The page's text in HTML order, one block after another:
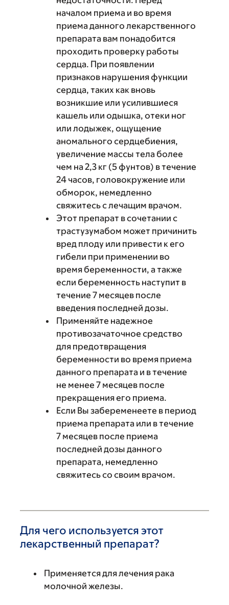
началом приема и во время
приема данного лекарственного
препарата вам понадобится
проходить проверку работы
сердца. При появлении
признаков нарушения функции
сердца, таких как вновь
возникшие или усилившиеся
кашель или одышка, отеки ног
или лодыжек, ощущение
аномального сердцебиения,
увеличение массы тела более
чем на 2,3 кг (5 фунтов) в течение
24 часов, головокружение или
обморок, немедленно
свяжитесь с лечащим врачом.
Этот препарат в сочетании с
трастузумабом может причинить
вред плоду или привести к его
гибели при применении во
время беременности, а также
если беременность наступит в
течение 7 месяцев после
введения последней дозы.
Применяйте надежное
противозачаточное средство
для предотвращения
беременности во время приема
данного препарата и в течение
не менее 7 месяцев после
прекращения его приема.
Если Вы забеременеете в период
приема препарата или в течение
7 месяцев после приема
последней дозы данного
препарата, немедленно
свяжитесь со своим врачом.
Для чего используется этот
лекарственный препарат?
Применяется для лечения рака
молочной железы.